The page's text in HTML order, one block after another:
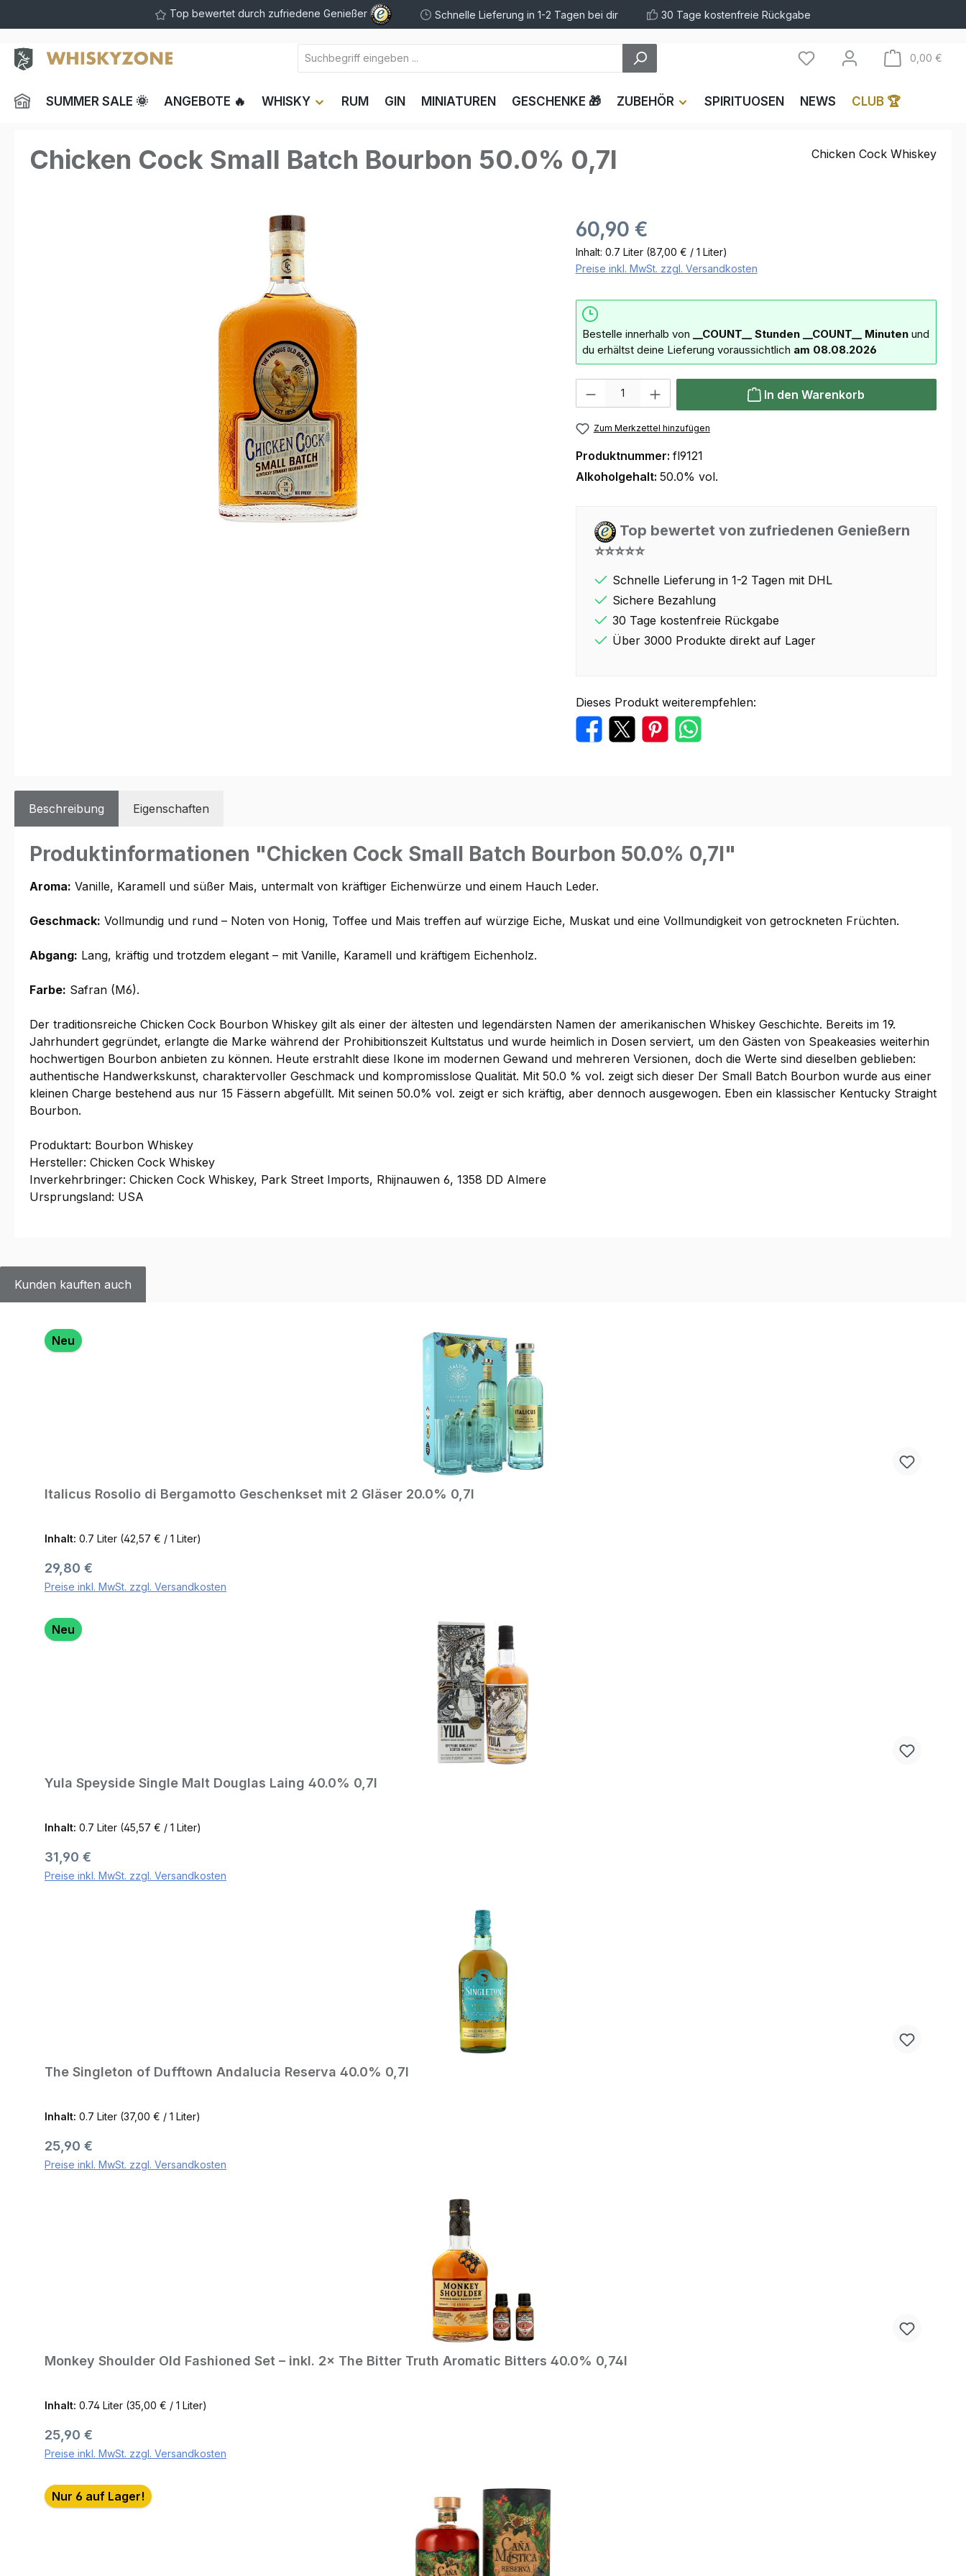
Zur Hauptnavigation springenTop bewertet durch zufriedene Genießer Schnelle Lieferung in 1-2 Tagen bei dir 30 Tage kostenfreie Rückgabe
0,00 €
SUMMER SALE 🌞 ANGEBOTE 🔥 WHISKY RUM GIN MINIATUREN GESCHENKE 🎁 ZUBEHÖR SPIRITUOSEN NEWS CLUB 🏆
Chicken Cock Small Batch Bourbon 50.0% 0,7l Chicken Cock Whiskey
60,90 €
Inhalt: 0.7 Liter (87,00 € / 1 Liter)
Preise inkl. MwSt. zzgl. Versandkosten
Bestelle innerhalb von __COUNT__ Stunden __COUNT__ Minuten und
du erhältst deine Lieferung voraussichtlich am 08.08.2026
In den Warenkorb
Zum Merkzettel hinzufügen
Produktnummer: fl9121
Alkoholgehalt: 50.0% vol.
Top bewertet von zufriedenen Genießern
⭐⭐⭐⭐⭐
Schnelle Lieferung in 1-2 Tagen mit DHL
Sichere Bezahlung
30 Tage kostenfreie Rückgabe
Über 3000 Produkte direkt auf Lager
Dieses Produkt weiterempfehlen:
Beschreibung Eigenschaften
Produktinformationen "Chicken Cock Small Batch Bourbon 50.0% 0,7l"
Aroma: Vanille, Karamell und süßer Mais, untermalt von kräftiger Eichenwürze und einem Hauch Leder.
Geschmack: Vollmundig und rund – Noten von Honig, Toffee und Mais treffen auf würzige Eiche, Muskat und eine Vollmundigkeit von getrockneten Früchten.
Abgang: Lang, kräftig und trotzdem elegant – mit Vanille, Karamell und kräftigem Eichenholz.
Farbe: Safran (M6).
Der traditionsreiche Chicken Cock Bourbon Whiskey gilt als einer der ältesten und legendärsten Namen der amerikanischen Whiskey Geschichte. Bereits im 19.
Jahrhundert gegründet, erlangte die Marke während der Prohibitionszeit Kultstatus und wurde heimlich in Dosen serviert, um den Gästen von Speakeasies weiterhin
hochwertigen Bourbon anbieten zu können. Heute erstrahlt diese Ikone im modernen Gewand und mehreren Versionen, doch die Werte sind dieselben geblieben:
authentische Handwerkskunst, charaktervoller Geschmack und kompromisslose Qualität. Mit 50.0 % vol. zeigt sich dieser Der Small Batch Bourbon wurde aus einer
kleinen Charge bestehend aus nur 15 Fässern abgefüllt. Mit seinen 50.0% vol. zeigt er sich kräftig, aber dennoch ausgewogen. Eben ein klassischer Kentucky Straight
Bourbon.
Produktart: Bourbon Whiskey
Hersteller: Chicken Cock Whiskey
Inverkehrbringer: Chicken Cock Whiskey, Park Street Imports, Rhijnauwen 6, 1358 DD Almere
Ursprungsland: USA
Kunden kauften auch
Produktgalerie überspringen
Neu
Italicus Rosolio di Bergamotto Geschenkset mit 2 Gläser 20.0% 0,7l
Inhalt: 0.7 Liter (42,57 € / 1 Liter)
Regulärer Preis:
29,80 €
Preise inkl. MwSt. zzgl. Versandkosten
In den Warenkorb
Neu
Yula Speyside Single Malt Douglas Laing 40.0% 0,7l
Inhalt: 0.7 Liter (45,57 € / 1 Liter)
Regulärer Preis:
31,90 €
Preise inkl. MwSt. zzgl. Versandkosten
In den Warenkorb
The Singleton of Dufftown Andalucia Reserva 40.0% 0,7l
Inhalt: 0.7 Liter (37,00 € / 1 Liter)
Regulärer Preis:
25,90 €
Preise inkl. MwSt. zzgl. Versandkosten
In den Warenkorb
Monkey Shoulder Old Fashioned Set – inkl. 2× The Bitter Truth Aromatic Bitters 40.0% 0,74l
Inhalt: 0.74 Liter (35,00 € / 1 Liter)
Regulärer Preis:
25,90 €
Preise inkl. MwSt. zzgl. Versandkosten
In den Warenkorb
Nur 6 auf Lager!